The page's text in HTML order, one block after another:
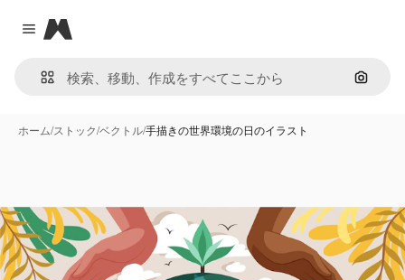
Close menu
Magnific
画像で
ホーム/ストック/ベクトル/手描きの世界環境の日のイラスト